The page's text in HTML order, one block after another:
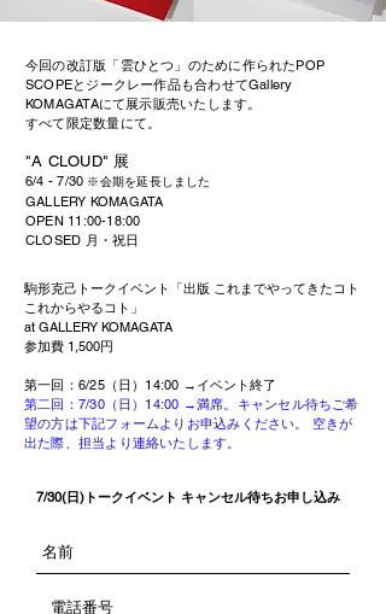
今回の改訂版「雲ひとつ」のために作られたPOP
SCOPEとジークレー作品も合わせてGallery
KOMAGATAにて展示販売いたします。
すべて限定数量にて。
"A CLOUD" 展
6/4 - 7/30 ※会期を延長しました
GALLERY KOMAGATA
OPEN 11:00-18:00
CLOSED 月・祝日
駒形克己トークイベント「出版 これまでやってきたコト
これからやるコト」
at GALLERY KOMAGATA
参加費 1,500円
第一回：6/25（日）14:00 → イベント終了
第二回：7/30（日）14:00 →満席。キャンセル待ちご希
望の方は下記フォームよりお申込みください。 空きが
出た際、担当より連絡いたします。
7/30(日)トークイベント キャンセル待ちお申し込み